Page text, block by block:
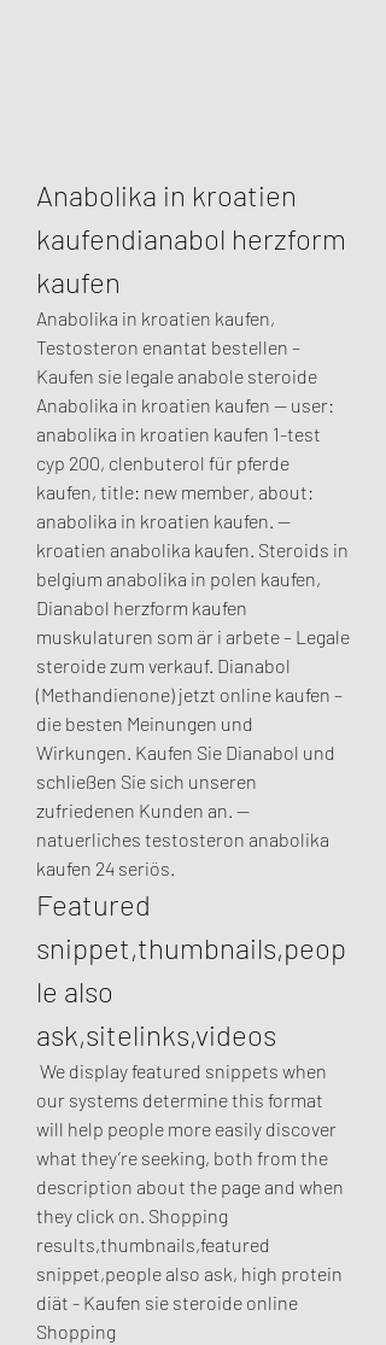
Anabolika in kroatien
kaufendianabol herzform
kaufen
Anabolika in kroatien kaufen,
Testosteron enantat bestellen –
Kaufen sie legale anabole steroide
Anabolika in kroatien kaufen — user:
anabolika in kroatien kaufen 1-test
cyp 200, clenbuterol für pferde
kaufen, title: new member, about:
anabolika in kroatien kaufen. —
kroatien anabolika kaufen. Steroids in
belgium anabolika in polen kaufen,
Dianabol herzform kaufen
muskulaturen som är i arbete – Legale
steroide zum verkauf. Dianabol
(Methandienone) jetzt online kaufen –
die besten Meinungen und
Wirkungen. Kaufen Sie Dianabol und
schließen Sie sich unseren
zufriedenen Kunden an. —
natuerliches testosteron anabolika
kaufen 24 seriös.
Featured
snippet,thumbnails,peop
le also
ask,sitelinks,videos
our systems determine this format
will help people more easily discover
what they’re seeking, both from the
description about the page and when
they click on. Shopping
results,thumbnails,featured
snippet,people also ask, high protein
diät - Kaufen sie steroide online
Shopping